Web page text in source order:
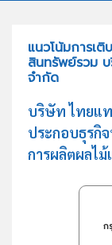
แนวโน้มการเ
สินทรัพย์รวม
จำกัด
บริษัท ไทยแ
ประกอบธุรกิ
การผลิตผลไ
ก